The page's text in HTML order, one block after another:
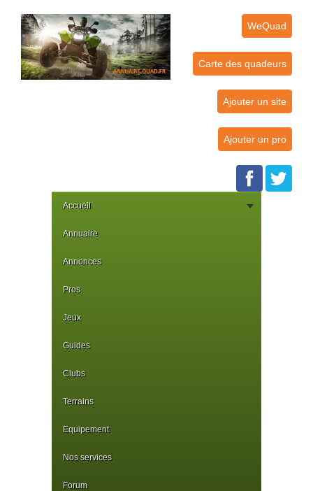
WeQuad
Carte des quadeurs
Ajouter un site
Ajouter un pro
Accueil
Annuaire
Annonces
Pros
Jeux
Guides
Clubs
Terrains
Equipement
Nos services
Forum